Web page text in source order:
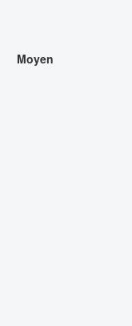
Moyen